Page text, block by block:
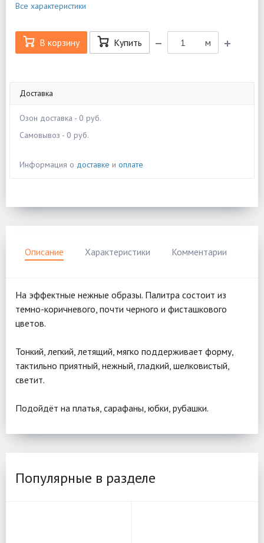
Все характеристики
В корзину Купить м
Доставка
Озон доставка - 0 руб.
Самовывоз - 0 руб.
Информация о доставке и оплате
Описание Характеристики Комментарии
На эффектные нежные образы. Палитра состоит из
темно-коричневого, почти черного и фисташкового
цветов.
Тонкий, легкий, летящий, мягко поддерживает форму,
тактильно приятный, нежный, гладкий, шелковистый,
светит.
Подойдёт на платья, сарафаны, юбки, рубашки.
Популярные в разделе